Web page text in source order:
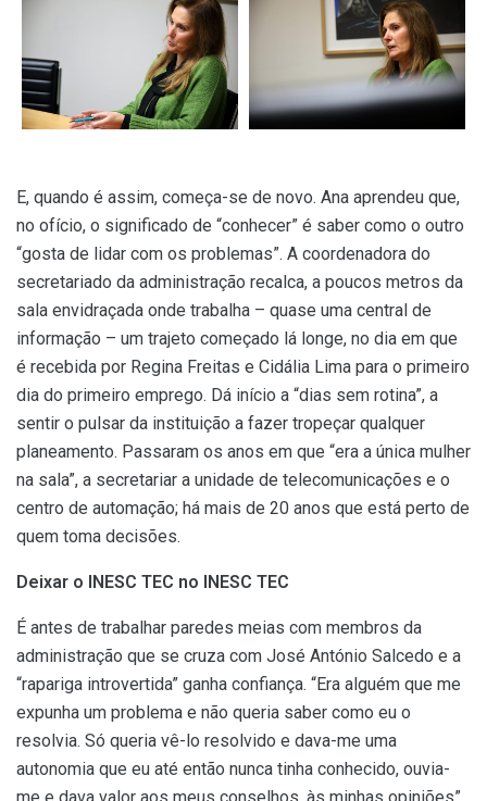
E, quando é assim, começa-se de novo. Ana aprendeu que,
no ofício, o significado de “conhecer” é saber como o outro
“gosta de lidar com os problemas”. A coordenadora do
secretariado da administração recalca, a poucos metros da
sala envidraçada onde trabalha – quase uma central de
informação – um trajeto começado lá longe, no dia em que
é recebida por Regina Freitas e Cidália Lima para o primeiro
dia do primeiro emprego. Dá início a “dias sem rotina”, a
sentir o pulsar da instituição a fazer tropeçar qualquer
planeamento. Passaram os anos em que “era a única mulher
na sala”, a secretariar a unidade de telecomunicações e o
centro de automação; há mais de 20 anos que está perto de
quem toma decisões.
Deixar o INESC TEC no INESC TEC
É antes de trabalhar paredes meias com membros da
administração que se cruza com José António Salcedo e a
“rapariga introvertida” ganha confiança. “Era alguém que me
expunha um problema e não queria saber como eu o
resolvia. Só queria vê-lo resolvido e dava-me uma
autonomia que eu até então nunca tinha conhecido, ouvia-